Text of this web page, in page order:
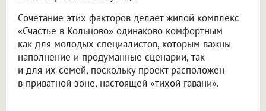
Сочетание этих факторов делает жилой комплекс
«Счастье в Кольцово» одинаково комфортным
как для молодых специалистов, которым важны
наполнение и продуманные сценарии, так
и для их семей, поскольку проект расположен
в приватной зоне, настоящей «тихой гавани».